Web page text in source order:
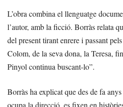
L’obra combina el llenguatge
l’autor, amb la ficció. Borràs relata
del present tirant enrere i passant
Colom, de la seva dona, la Teresa,
Pinyol continua buscant-lo”.
Borràs ha explicat que des de fa
ocupa la direcció, es fixen en